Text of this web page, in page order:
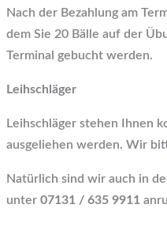
Nach der Bezahlung am
dem Sie 20 Bälle auf der
Terminal gebucht werden.
Leihschläger
Leihschläger stehen Ihnen
ausgeliehen werden. Wir
Natürlich sind wir auch in
unter 07131 / 635 9911